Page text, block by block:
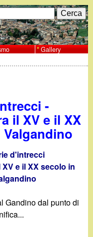
Gallery
-
il XV e il XX
d'intrecci
e il XX secolo in
Gandino dal punto di